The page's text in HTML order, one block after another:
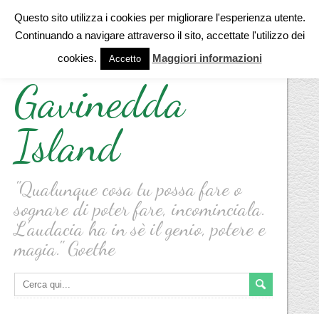
Gavinedda
Island
"Qualunque cosa tu possa fare o
sognare di poter fare, incominciala.
L'audacia ha in sè il genio, potere e
magia." Goethe
Questo sito utilizza i cookies per migliorare l'esperienza utente.
Continuando a navigare attraverso il sito, accettate l'utilizzo dei
cookies.
Accetto Maggiori informazioni